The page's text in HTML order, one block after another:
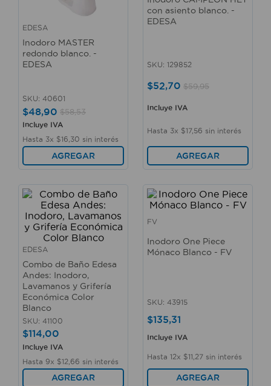
EDESA
Inodoro MASTER
redondo blanco. -
EDESA
SKU: 40601
$48,90 $58,53
Incluye IVA
Hasta 3x $16 30 sin interés
AGREGAR
con asiento blanco. -
EDESA
SKU: 129852
$52,70 $59,95
Incluye IVA
Hasta 3x $17, 56 sin interés
AGREGAR
EDESA
Combo de Baño Edesa
Andes: Inodoro,
Lavamanos y Grifería
Económica Color
Blanco
SKU: 41100
$114,00
Incluye IVA
Hasta 9x $12 66 sin interés
AGREGAR
FV
Inodoro One Piece
Mónaco Blanco - FV
SKU: 43915
$135,31
Incluye IVA
Hasta 12x $11 27 sin interés
AGREGAR